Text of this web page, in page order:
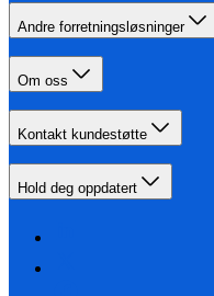
Andre forretningsløsninger
Om oss
Kontakt kundestøtte
Hold deg oppdatert